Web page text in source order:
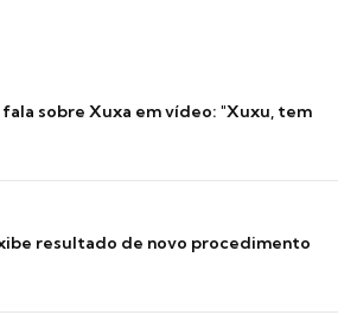
fala sobre Xuxa em vídeo: "Xuxu, tem
resultado de novo procedimento